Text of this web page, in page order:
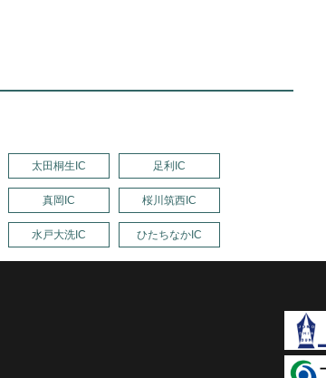
太田桐生IC 足利IC
真岡IC 桜川筑西IC
水戸大洗IC ひたちなかIC